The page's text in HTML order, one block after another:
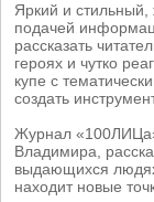
Яркий и
подачей
рассказать
героях и чутко
купе с
создать
Журнал
Владимира,
выдающихся
находит новые